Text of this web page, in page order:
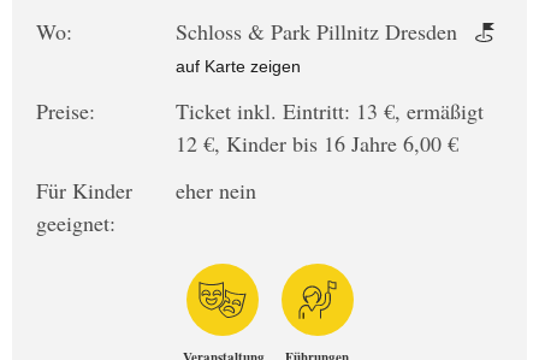
Wo:
Schloss & Park Pillnitz Dresden
auf Karte zeigen
Preise:
Ticket inkl. Eintritt: 13 €, ermäßigt
12 €, Kinder bis 16 Jahre 6,00 €
Für Kinder
geeignet:
eher nein